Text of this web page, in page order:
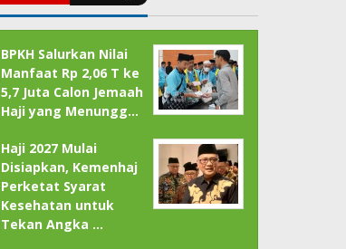
BPKH Salurkan Nilai
Manfaat Rp 2,06 T ke
5,7 Juta Calon Jemaah
Haji yang Menungg…
Haji 2027 Mulai
Disiapkan, Kemenhaj
Perketat Syarat
Kesehatan untuk
Tekan Angka …